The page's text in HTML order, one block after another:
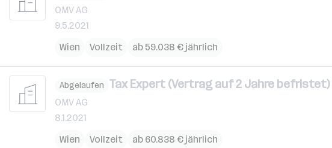
OMV AG
9.5.2021
Wien
Vollzeit ab 59.038 € jährlich
Abgelaufen Tax Expert (Vertrag auf 2 Jahre befristet)
OMV AG
8.1.2021
Wien
Vollzeit ab 60.838 € jährlich